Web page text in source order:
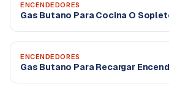
ENCENDEDORES
Gas Butano Para Cocina O
ENCENDEDORES
Gas Butano Para Recargar